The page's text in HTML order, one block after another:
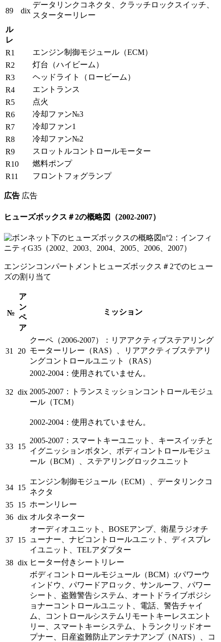
89 dix
データリンクコネクタ、クラッチロックスイッチ、
スターターリレー
ル
レ
R1
エンジン制御モジュール（ECM）
R2
灯台（ハイビーム）
R3
ヘッドライト（ロービーム）
R4
エントランス
R5
点火
R6
冷却ファン№3
R7
冷却ファン1
R8
冷却ファン№2
R9
スロットルコントロールモーター
R10
燃料ポンプ
R11
フロントフォグランプ
広告 広告
ヒューズボックス＃2の概略図（2002-2007）
エンジンコンパートメントヒューズボックス＃2でのヒュー
ズの割り当て
№
ア
ン
ペ
ア
ミッション
31 20
クーペ（2006-2007）：リアアクティブステアリング
モーターリレー（RAS）、リアアクティブステアリ
ングコントロールユニット（RAS）
32 dix
2002-2004：使用されていません。
2005-2007：トランスミッションコントロールモジュ
ール（TCM）
33 15
2002-2004：使用されていません。
2005-2007：スマートキーユニット、キースイッチと
イグニッションボタン、ボディコントロールモジュ
ール（BCM）、ステアリングロックユニット
34 15
エンジン制御モジュール（ECM）、データリンクコ
ネクタ
35 15 ホーンリレー
36 dix オルタネーター
37 15
オーディオユニット、BOSEアンプ、衛星ラジオチ
ューナー、ナビコントロールユニット、ディスプレ
イユニット、TELアダプター
38 dix ヒーター付きシートリレー
ボディコントロールモジュール（BCM）:(パワーウ
ィンドウ、パワードアロック、サンルーフ、パワー
シート、盗難警告システム、オートドライブポジシ
ョナーコントロールユニット、電話、警告チャイ
ム、コントロールシステムリモートキーレスエント
リー、スマートキーシステム、トランクリッドオー
プナー、日産盗難防止アンテナアンプ（NATS）、コ